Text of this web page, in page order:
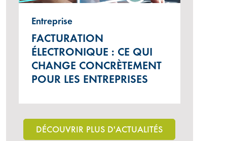
Entreprise
FACTURATION
ÉLECTRONIQUE : CE QUI
CHANGE CONCRÈTEMENT
POUR LES ENTREPRISES
DÉCOUVRIR PLUS D'ACTUALITÉS